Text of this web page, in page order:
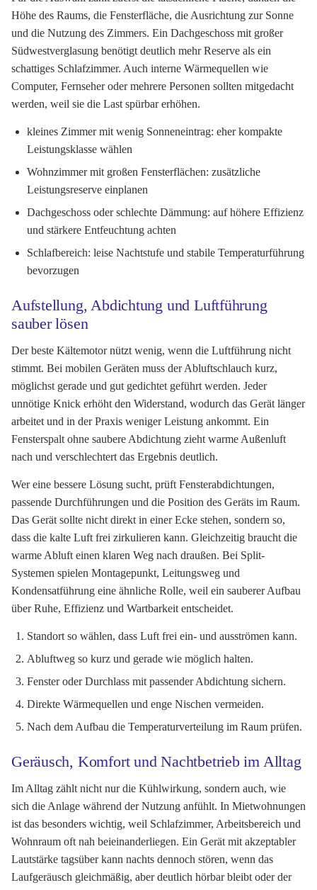
Höhe des Raums, die Fensterfläche, die Ausrichtung zur Sonne
und die Nutzung des Zimmers. Ein Dachgeschoss mit großer
Südwestverglasung benötigt deutlich mehr Reserve als ein
schattiges Schlafzimmer. Auch interne Wärmequellen wie
Computer, Fernseher oder mehrere Personen sollten mitgedacht
werden, weil sie die Last spürbar erhöhen.
kleines Zimmer mit wenig Sonneneintrag: eher kompakte
Leistungsklasse wählen
Wohnzimmer mit großen Fensterflächen: zusätzliche
Leistungsreserve einplanen
Dachgeschoss oder schlechte Dämmung: auf höhere Effizienz
und stärkere Entfeuchtung achten
Schlafbereich: leise Nachtstufe und stabile Temperaturführung
bevorzugen
Aufstellung, Abdichtung und Luftführung
sauber lösen
Der beste Kältemotor nützt wenig, wenn die Luftführung nicht
stimmt. Bei mobilen Geräten muss der Abluftschlauch kurz,
möglichst gerade und gut gedichtet geführt werden. Jeder
unnötige Knick erhöht den Widerstand, wodurch das Gerät länger
arbeitet und in der Praxis weniger Leistung ankommt. Ein
Fensterspalt ohne saubere Abdichtung zieht warme Außenluft
nach und verschlechtert das Ergebnis deutlich.
Wer eine bessere Lösung sucht, prüft Fensterabdichtungen,
passende Durchführungen und die Position des Geräts im Raum.
Das Gerät sollte nicht direkt in einer Ecke stehen, sondern so,
dass die kalte Luft frei zirkulieren kann. Gleichzeitig braucht die
warme Abluft einen klaren Weg nach draußen. Bei Split-
Systemen spielen Montagepunkt, Leitungsweg und
Kondensatführung eine ähnliche Rolle, weil ein sauberer Aufbau
über Ruhe, Effizienz und Wartbarkeit entscheidet.
Standort so wählen, dass Luft frei ein- und ausströmen kann.
Abluftweg so kurz und gerade wie möglich halten.
Fenster oder Durchlass mit passender Abdichtung sichern.
Direkte Wärmequellen und enge Nischen vermeiden.
Nach dem Aufbau die Temperaturverteilung im Raum prüfen.
Geräusch, Komfort und Nachtbetrieb im Alltag
Im Alltag zählt nicht nur die Kühlwirkung, sondern auch, wie
sich die Anlage während der Nutzung anfühlt. In Mietwohnungen
ist das besonders wichtig, weil Schlafzimmer, Arbeitsbereich und
Wohnraum oft nah beieinanderliegen. Ein Gerät mit akzeptabler
Lautstärke tagsüber kann nachts dennoch stören, wenn das
Laufgeräusch gleichmäßig, aber deutlich hörbar bleibt oder der